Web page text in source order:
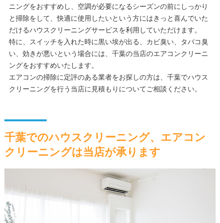
ニングをおすすめし、空調が必要になるシーズンの前にしっかり
と掃除をして、快適に使用したいという方にはきっと喜んでいた
だけるハウスクリーニングサービスを利用していただけます。
特に、スイッチを入れた時に黒い埃が出る、カビ臭い、タバコ臭
い、効きが悪いという場合には、千葉の当店のエアコンクリーニ
ングをおすすめいたします。
エアコンの掃除に定評のある業者をお探しの方は、千葉でハウス
クリーニングを行う当店に見積もりについてご相談ください。
千葉でのハウスクリーニング、エアコン
クリーニングは当店が承ります